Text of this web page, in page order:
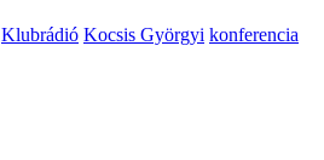
Klubrádió Kocsis Györgyi konferencia